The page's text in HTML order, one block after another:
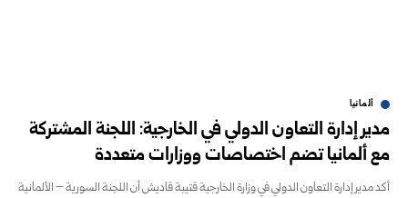
ألمانيا
مدير إدارة التعاون الدولي في الخارجية: اللجنة المشتركة
مع ألمانيا تضم اختصاصات ووزارات متعددة
أكد مدير إدارة التعاون الدولي في وزارة الخارجية قتيبة قاديش أن اللجنة السورية – الألمانية